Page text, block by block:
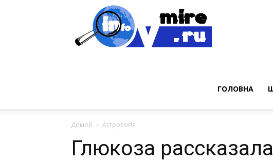
ГОЛОВНА
Домой Астрологія
Глюкоза